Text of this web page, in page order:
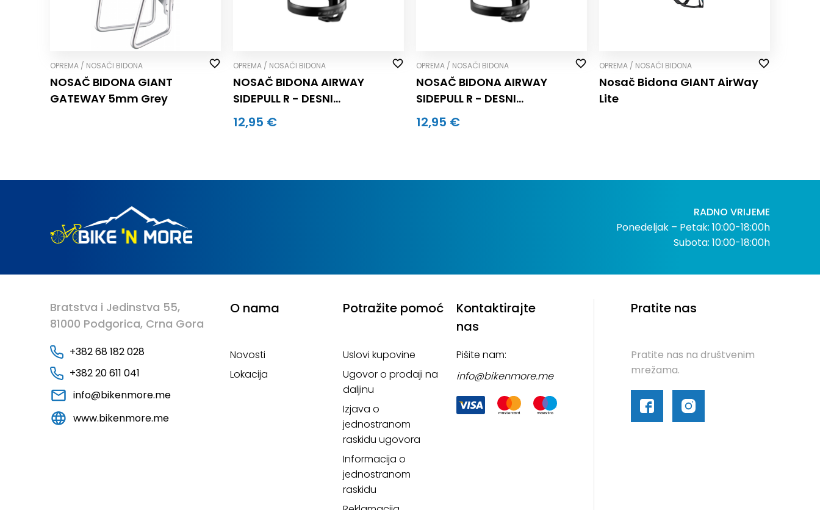
OPREMA / NOSAČI BIDONA
NOSAČ BIDONA GIANT
GATEWAY 5mm Grey
OPREMA / NOSAČI BIDONA
NOSAČ BIDONA AIRWAY
SIDEPULL R - DESNI
CRNO/PLAVI (kom.)
12,95 €
OPREMA / NOSAČI BIDONA
NOSAČ BIDONA AIRWAY
SIDEPULL R - DESNI
CRNO/CRVENI (kom.)
12,95 €
OPREMA / NOSAČI BIDONA
Nosač Bidona GIANT AirWay
Lite
RADNO VRIJEME
Ponedeljak – Petak: 10:00-18:00h
Subota: 10:00-18:00h
Bratstva i Jedinstva 55,
81000 Podgorica, Crna Gora
+382 68 182 028
+382 20 611 041
info@bikenmore.me
www.bikenmore.me
O nama
Novosti
Lokacija
Potražite pomoć
Uslovi kupovine
Ugovor o prodaji na
daljinu
Izjava o
jednostranom
raskidu ugovora
Informacija o
jednostranom
raskidu
Kontaktirajte
nas
Pišite nam:
info@bikenmore.me
Pratite nas
Pratite nas na društvenim
mrežama.